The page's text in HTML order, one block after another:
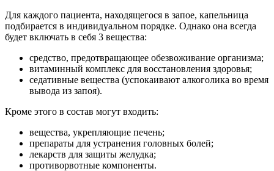
Для каждого пациента, находящегося в запое, капельница
подбирается в индивидуальном порядке. Однако она всегда
будет включать в себя 3 вещества:
средство, предотвращающее обезвоживание организма;
витаминный комплекс для восстановления здоровья;
седативные вещества (успокаивают алкоголика во время
вывода из запоя).
Кроме этого в состав могут входить:
вещества, укрепляющие печень;
препараты для устранения головных болей;
лекарств для защиты желудка;
противорвотные компоненты.